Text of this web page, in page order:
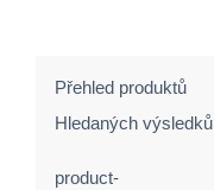
Přehled produktů
Hledaných výsledků
product-